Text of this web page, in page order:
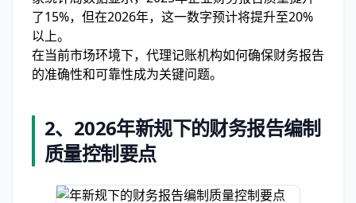
了15%，但在2026年，这一数字预计将提升至20%
以上。
在当前市场环境下，代理记账机构如何确保财务报告
的准确性和可靠性成为关键问题。
2、 2026年新规下的财务报告编制
质量控制要点